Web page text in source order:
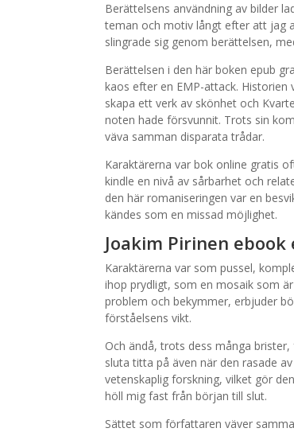
Berättelsens användning av bilder
teman och motiv långt efter att jag
slingrade sig genom berättelsen,
Berättelsen i den här boken epub
kaos efter en EMP-attack.
skapa ett verk av skönhet och
noten hade försvunnit. Trots sin
väva samman disparata trådar.
Karaktärerna var bok online gratis
kindle en nivå av sårbarhet och
den här romaniseringen var en
kändes som en missad möjlighet.
Joakim Pirinen
Karaktärerna var som pussel,
ihop prydligt, som en mosaik som
problem och bekymmer, erbjuder
förståelsens vikt.
Och ändå, trots dess många
sluta titta på även när den rasade
vetenskaplig forskning, vilket gör
höll mig fast från början till slut.
Sättet som författaren väver